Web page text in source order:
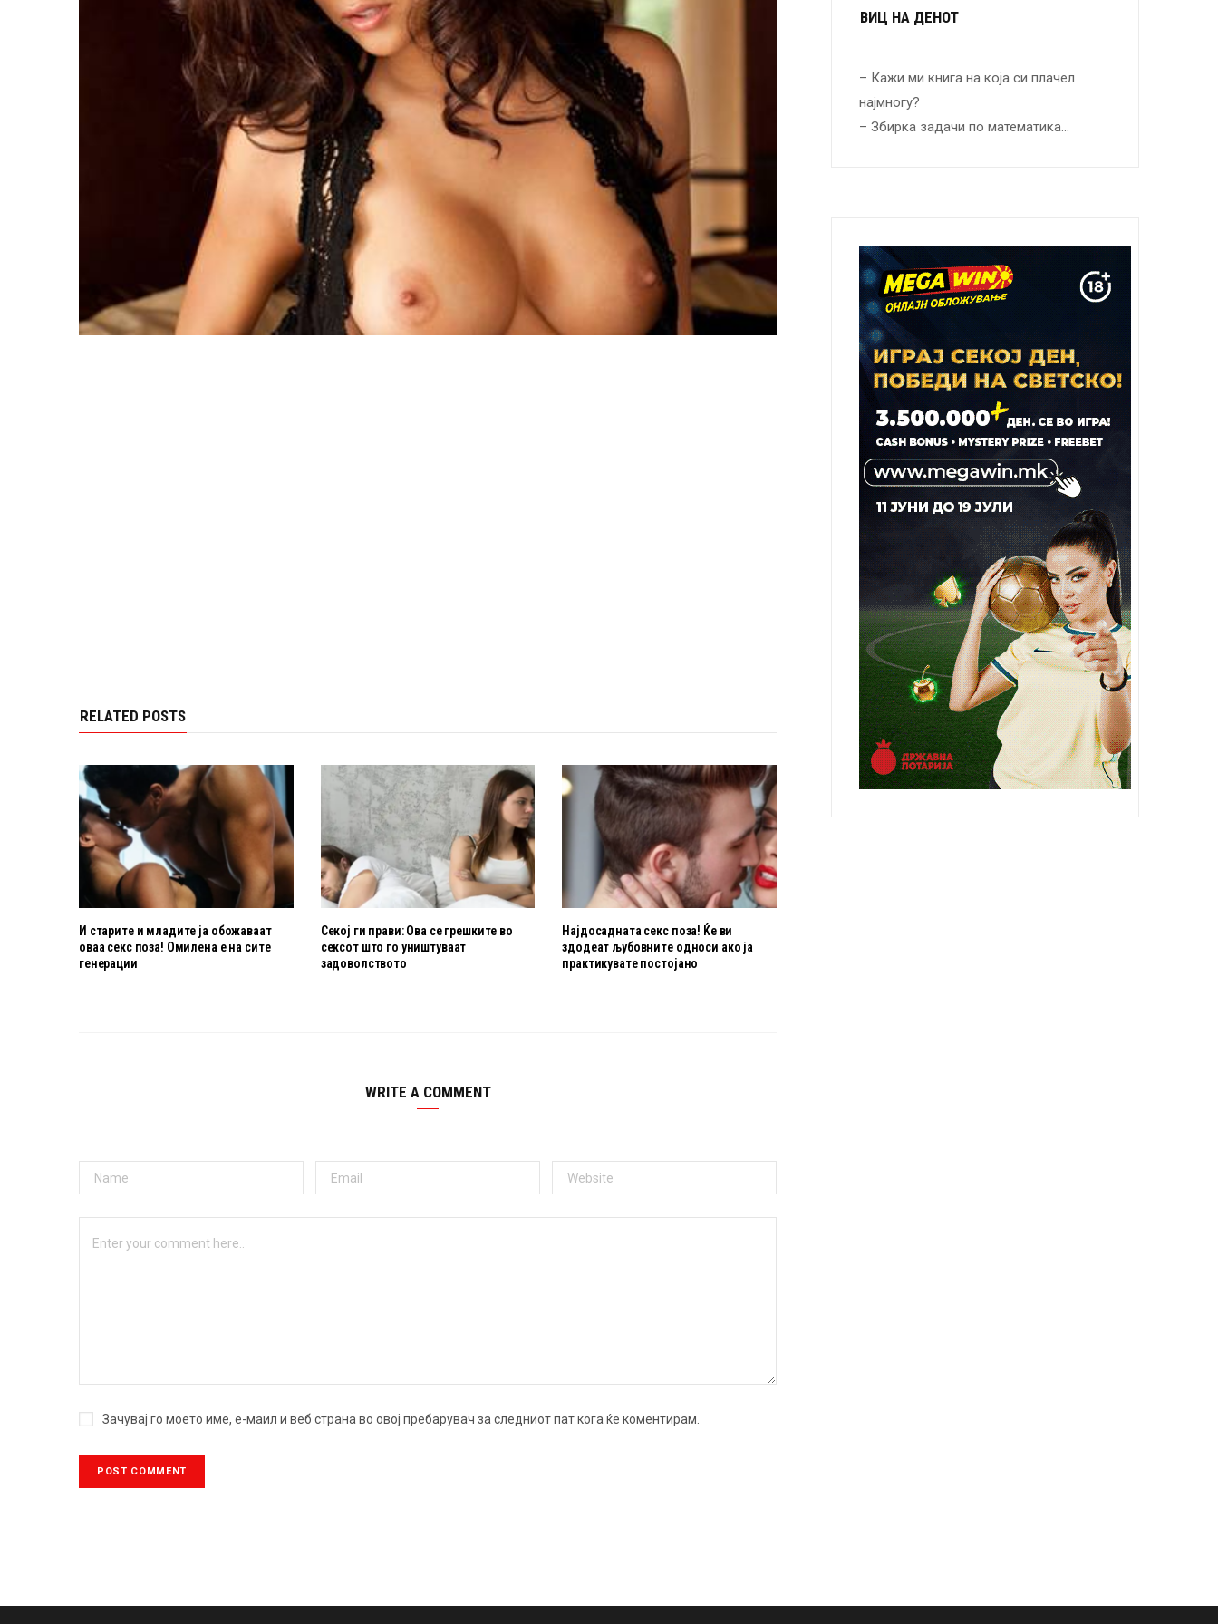
RELATED POSTS
И старите и младите ја обожаваат
оваа секс поза! Омилена е на сите
генерации
Секој ги прави: Ова се грешките во
сексот што го уништуваат
задоволството
Најдосадната секс поза! Ќе ви
здодеат љубовните oдноси ако ја
практикувате постојано
WRITE A COMMENT
Зачувај го моето име, е-маил и веб страна во овој пребарувач за следниот пат кога ќе коментирам.
ВИЦ НА ДЕНОТ
– Кажи ми книга на која си плачел
најмногу?
– Збирка задачи по математика…